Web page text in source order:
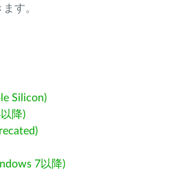
す。
Silicon)
降)
7以降)